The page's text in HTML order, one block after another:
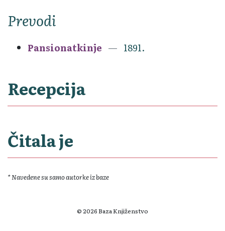
Prevodi
Pansionatkinje 1891.
Recepcija
Čitala je
* Navedene su samo autorke iz baze
© 2026 Baza Knjiženstvo